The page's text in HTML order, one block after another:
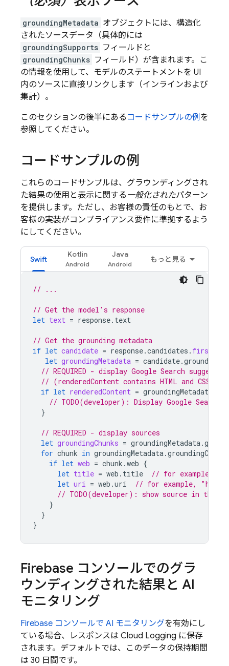
groundingMetadata オブジェクトには、構造化
されたソースデータ（具体的には
groundingSupports フィールドと
groundingChunks フィールド）が含まれます。こ
の情報を使用して、モデルのステートメントを UI
内のソースに直接リンクします（インラインおよび
集計）。
このセクションの後半にある コードサンプルの例 を
参照してください。
コードサンプルの例
これらのコードサンプルは、グラウンディングされ
た結果の使用と表示に関する 一般化されたパターン
を提供します。ただし、お客様の責任のもとで、お
客様の実装がコンプライアンス要件に準拠するよう
にしてください。
Swift
Kotlin Java
もっと見る
// ...
// Get the model's response
let text = response. text
// Get the grounding metadata
if let candidate = response.candidates . first
let groundingMetadata = candidate.
// REQUIRED - display Google Search
// (renderedContent contains HTML and CSS
if let renderedContent = groundingMetadata
// TODO(developer): Display Google Search
}
// REQUIRED - display sources
let groundingChunks = groundingMetadata.
for chunk in groundingMetadata.groundingChunks
if let web = chunk .web {
let title = web . title
// for example,
let uri = web .uri
// for example,
// TODO(developer): show source in the UI
}
}
}
Firebase コンソールでのグラ
ウンディングされた結果と AI
モニタリング
Firebase コンソールで AI モニタリングを有効にし
ている場合、レスポンスは Cloud Logging に保存
されます。デフォルトでは、このデータの保持期間
は 30 日間です。